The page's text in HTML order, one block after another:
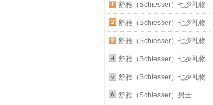
舒雅（Schiesser）七夕礼物
男士Becover系列透气凉感平
角内裤混色3条装E5/26582T
浅蓝+深灰+灰粉 3条 XL
舒雅（Schiesser）七夕礼物
女士Becover系列棉质抗菌
150周年平角内裤3条装
E0/23793T 蓝色+肤色+黄色
3条 M
舒雅（Schiesser）七夕礼物
男士莱赛尔一次性内裤日抛旅
行装平角内裤5条装
E5/25542T 白色 5条 XL
舒雅（Schiesser）七夕礼物
男士棉质Becover系列3A抗菌
平角内裤混色2条装
舒雅（Schiesser）七夕礼物
男士莱赛尔一次性内裤日抛旅
舒雅（Schiesser）男士